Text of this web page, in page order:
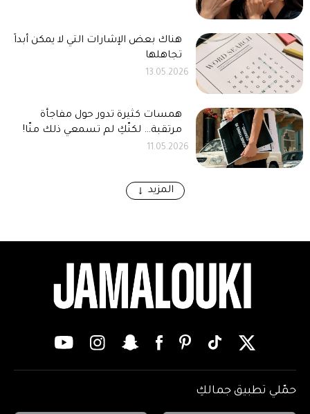
هناك بعض الإشارات التي لا يمكن أبداً
تجاهلها
13.05.2026
همسات كثيرة تدور حول مفاجأة
مرتقبة… لكنّكِ لم تسمعي ذلك منّا!
11.05.2026
المزيد
حمّلي تطبيق جمالكِ